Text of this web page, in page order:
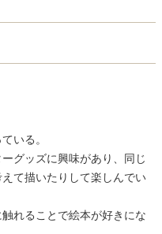
いる。
グッズに興味があり、同じ
て描いたりして楽しんでい
れることで絵本が好きにな